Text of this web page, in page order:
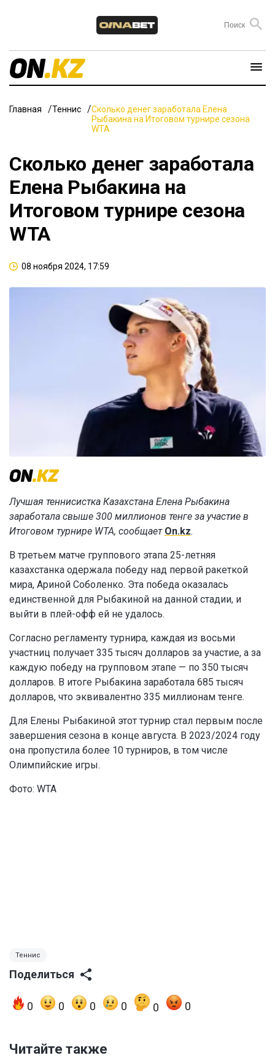
Главная Теннис
Сколько денег заработала Елена
Рыбакина на Итоговом турнире сезона
WTA
Сколько денег заработала
Елена Рыбакина на
Итоговом турнире сезона
WTA
08 ноября 2024, 17:59
Лучшая теннисистка Казахстана Елена Рыбакина
заработала свыше 300 миллионов тенге за участие в
Итоговом турнире WTA, сообщает On.kz.
В третьем матче группового этапа 25-летняя
казахстанка одержала победу над первой ракеткой
мира, Ариной Соболенко. Эта победа оказалась
единственной для Рыбакиной на данной стадии, и
выйти в плей-офф ей не удалось.
Согласно регламенту турнира, каждая из восьми
участниц получает 335 тысяч долларов за участие, а за
каждую победу на групповом этапе — по 350 тысяч
долларов. В итоге Рыбакина заработала 685 тысяч
долларов, что эквивалентно 335 миллионам тенге.
Для Елены Рыбакиной этот турнир стал первым после
завершения сезона в конце августа. В 2023/2024 году
она пропустила более 10 турниров, в том числе
Олимпийские игры.
Фото: WTA
Теннис
Поделиться
0 0 0 0 0 0
Читайте также